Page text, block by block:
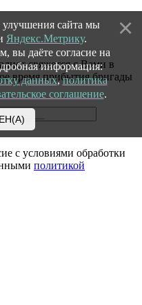
улучшения сайта мы
Яндекс.Метрику.
вы даёте согласие на
информация:
данных,политика
соглашение.
свяжется с Вами в
время прибытия бригады
с условиями обработки
политикой